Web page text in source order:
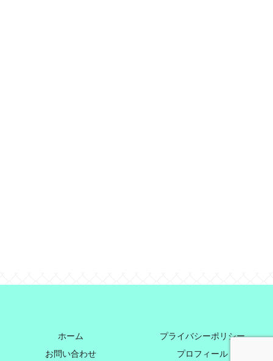
ホーム
プライバシーポリシー
お問い合わせ
プロフィール